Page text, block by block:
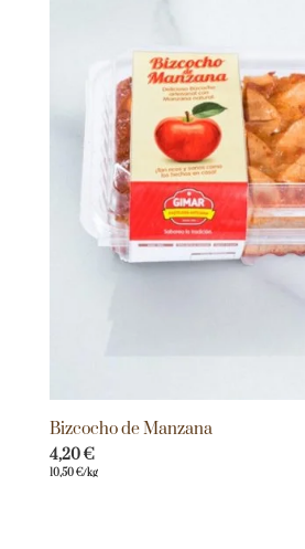
Bizcocho de Manzana
4,20€
10,50€/kg